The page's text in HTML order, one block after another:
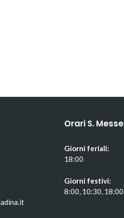
Orari S. Messe
Giorni feriali:
18:00
Giorni festivi:
8:00, 10:30, 18:00